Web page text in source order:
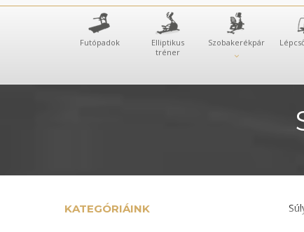
Futópadok
Elliptikus
tréner
Szobakerékpár
KATEGÓRIÁINK